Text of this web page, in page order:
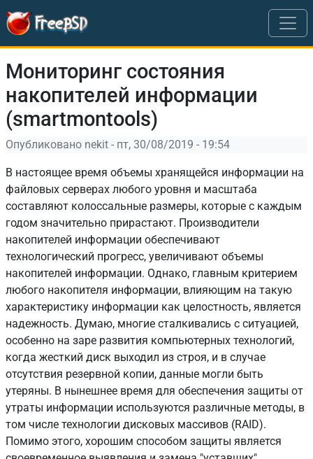
Мониторинг состояния
накопителей информации
(smartmontools)
Опубликовано nekit - пт, 30/08/2019 - 19:54
В настоящее время объемы хранящейся информации на
файловых серверах любого уровня и масштаба
составляют колоссальные размеры, которые с каждым
годом значительно прирастают. Производители
накопителей информации обеспечивают
технологический прогресс, увеличивают объемы
накопителей информации. Однако, главным критерием
любого накопителя информации, влияющим на такую
характеристику информации как целостность, является
надежность. Думаю, многие сталкивались с ситуацией,
особенно на заре развития компьютерных технологий,
когда жесткий диск выходил из строя, и в случае
отсутствия резервной копии, данные могли быть
утеряны. В нынешнее время для обеспечения защиты от
утраты информации используются различные методы, в
том числе технологии дисковых массивов (RAID).
Помимо этого, хорошим способом защиты является